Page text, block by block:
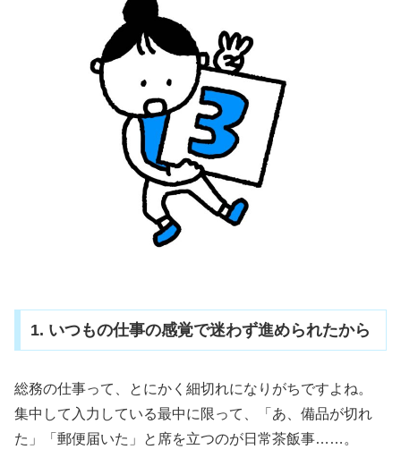
1. いつもの仕事の感覚で迷わず進められたから
総務の仕事って、とにかく細切れになりがちですよね。
集中して入力している最中に限って、「あ、備品が切れ
た」「郵便届いた」と席を立つのが日常茶飯事……。